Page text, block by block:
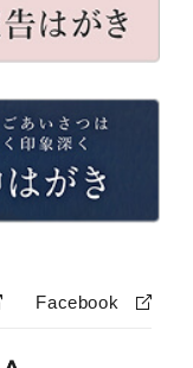
Facebook